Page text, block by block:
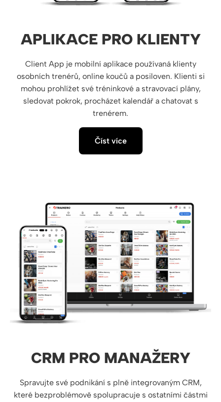
APLIKACE PRO KLIENTY
Client App je mobilní aplikace používaná klienty
osobních trenérů, online koučů a posiloven. Klienti si
mohou prohlížet své tréninkové a stravovací plány,
sledovat pokrok, procházet kalendář a chatovat s
trenérem.
Číst více
CRM PRO MANAŽERY
Spravujte své podnikání s plně integrovaným CRM,
které bezproblémově spolupracuje s ostatními částmi